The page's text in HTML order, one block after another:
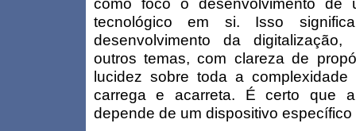
como foco o desenvolvimento de
tecnológico em si. Isso
desenvolvimento da
outros temas, com clareza de
lucidez sobre toda a
carrega e acarreta. É certo que
depende de um dispositivo